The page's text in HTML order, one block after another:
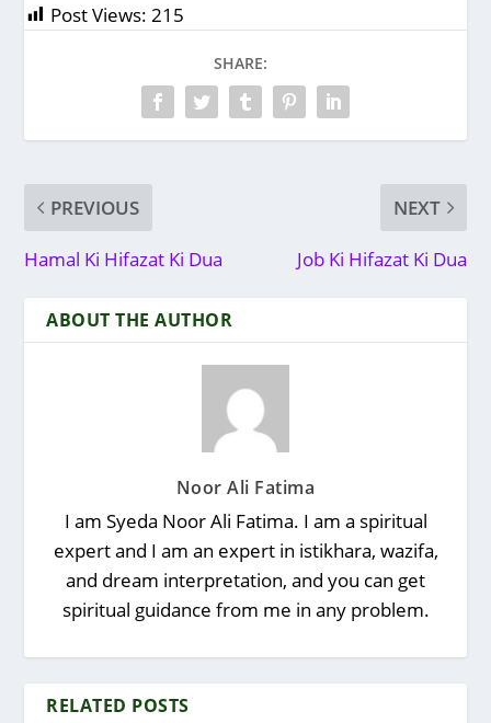
Post Views: 215
SHARE:
PREVIOUS
Hamal Ki Hifazat Ki Dua
NEXT
Job Ki Hifazat Ki Dua
ABOUT THE AUTHOR
Noor Ali Fatima
I am Syeda Noor Ali Fatima. I am a spiritual
expert and I am an expert in istikhara, wazifa,
and dream interpretation, and you can get
spiritual guidance from me in any problem.
RELATED POSTS